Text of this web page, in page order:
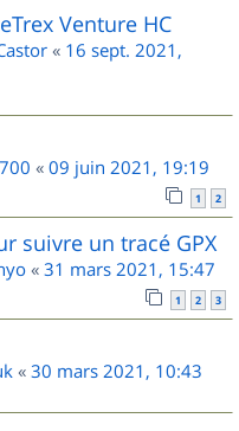
Venture HC
« 16 sept. 2021,
« 09 juin 2021, 19:19
1 2
suivre un tracé GPX
« 31 mars 2021, 15:47
1 2 3
« 30 mars 2021, 10:43